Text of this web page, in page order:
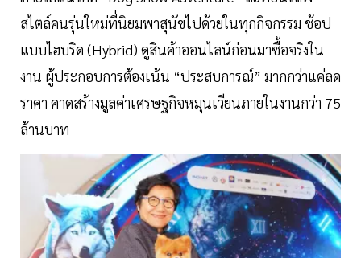
สไตล์คนรุ่นใหม่ที่นิยมพาสุนัขไปด้วยในทุกกิจกรรม ช้อป
แบบไฮบริด (Hybrid) ดูสินค้าออนไลน์ก่อนมาซื้อจริงใน
งาน ผู้ประกอบการต้องเน้น “ประสบการณ์” มากกว่าแค่ลด
ราคา คาดสร้างมูลค่าเศรษฐกิจหมุนเวียนภายในงานกว่า 75
ล้านบาท